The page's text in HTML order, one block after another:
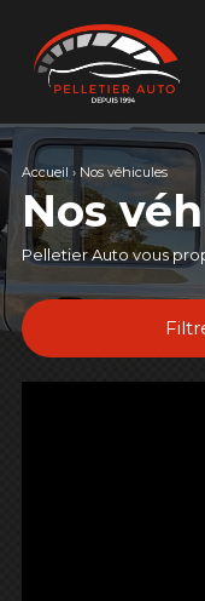
Accueil › Nos véhicules
Nos
Pelletier Auto vous